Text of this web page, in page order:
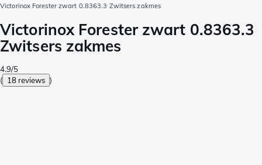
Victorinox Forester zwart 0.8363.3 Zwitsers zakmes
Victorinox Forester zwart 0.8363.3
Zwitsers zakmes
4.9/5
( 18 reviews )